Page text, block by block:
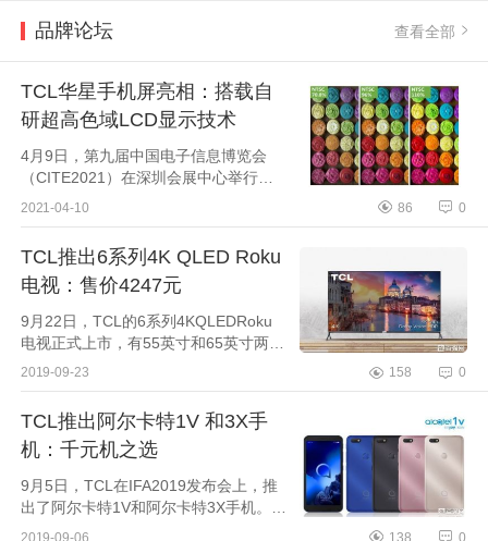
品牌论坛 查看全部
TCL华星手机屏亮相：搭载自
研超高色域LCD显示技术
4月9日，第九届中国电子信息博览会
（CITE2021）在深圳会展中心举行，
本次展会上，TCL华星展示了自主研发
6.53"110%NTSC手机屏。目前，LCD
手...
2021-04-10 86 0
TCL推出6系列4K QLED Roku
电视：售价4247元
9月22日，TCL的6系列4KQLEDRoku
电视正式上市，有55英寸和65英寸两个
版本，55英寸售价为599美元起（约合
美元（约合人民币5665元），目前可...
2019-09-23 158 0
TCL推出阿尔卡特1V 和3X手
机：千元机之选
9月5日，TCL在IFA2019发布会上，推
出了阿尔卡特1V和阿尔卡特3X手机。其
中，阿尔卡特1V有黑，蓝，金和玫瑰金
2019-09-06 138 0